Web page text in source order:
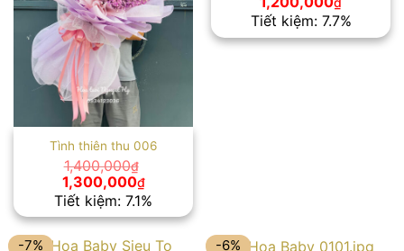
Tình thiên thu 006
1,400,000₫
Giá
gốc
là:
1,400,000₫.
1,300,000₫Giá
hiện
tại
là:
1,300,000₫.
Tiết kiệm: 7.1%
gốc
là:
1,300,000₫.
hiện
tại
là:
Tiết kiệm: 7.7%
-7% -6%